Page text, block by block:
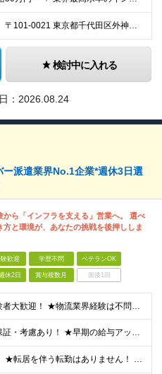
【東京本社】 〒101-0021 東京都千代田区外神田5-2-3 ┗最寄駅：御徒町駅／秋葉原駅 ┗受動喫煙対策：屋内禁煙 ■その他：神奈川県、埼玉県、千葉県や全国への出張もあり ※転居を伴う転勤は
検討中に入れる
： 2026.08.24
派遣業界No.1企業*週休3日選
から「インフラを支える」営業へ。 選べ
方と環境が、あなたの挑戦を後押ししま
歓迎 学歴不問 ベテランOK
休2日 賞与複数月 面接1回
★営業未経験者大歓迎！ ★物流業界経験は不問！ ★学歴不問！ ★第二新卒歓迎！ ★ブランクOK！ ＼こんな方にピッタリです！／ ・「圧倒的No.1」を目指す環境で、熱く働きたい方 ・仕事も遊びも、メ
★前職給与保証・考慮あり！ ★早期の給与アップが可能です 月給24万9113円以上＋賞与年2回＋各種手当 ※経験やスキルを考慮し決定します。 ※試用期間6カ月（その間の給与・待遇に差異はありません
★全国募集！ ★転居を伴う転勤はありません！ ★U・Iターン歓迎！ ＼本社／ 東京都新宿区西新宿1-20-3 西新宿髙木ビル2階 ＼希望の拠点・営業所に配属します！／ 【北海道・東北エリア】 北海